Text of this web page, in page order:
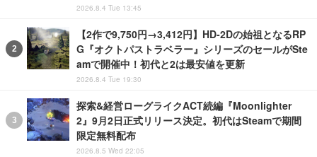
2026.8.4 Tue 13:45
【2作で9,750円→3,412円】HD-2Dの始祖となるRP
G『オクトパストラベラー』シリーズのセールがSte
amで開催中！初代と2は最安値を更新
2026.8.4 Tue 19:30
探索&経営ローグライクACT続編『Moonlighter
2』9月2日正式リリース決定。初代はSteamで期間
限定無料配布
2026.8.5 Wed 22:05